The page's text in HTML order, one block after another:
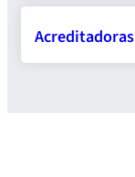
Acreditadoras